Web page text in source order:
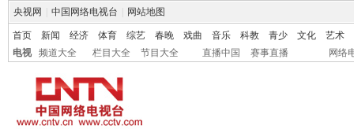
央视网 中国网络电视台 网站地图
首页 新闻 经济 体育 综艺 春晚 戏曲 音乐 科教 青少 文化
艺术
电视
频道大全 栏目大全 节目大全 直播中国 赛事直播 网络